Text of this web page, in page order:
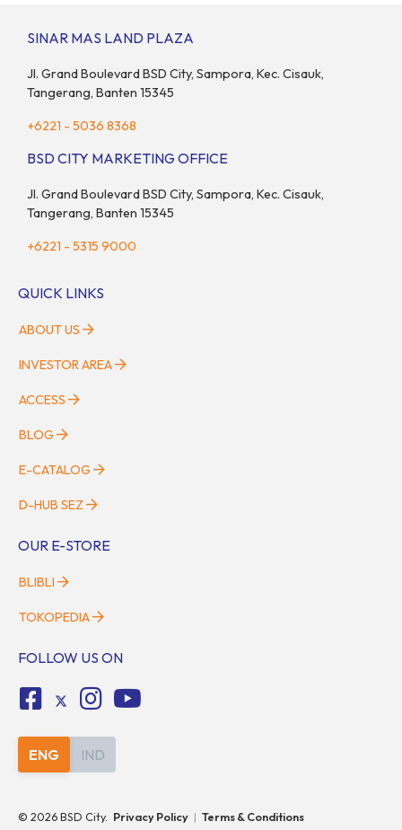
sebesar 14% dibandingkan dengan tahun sebelumnya. Kondisi
SINAR MAS LAND PLAZA
Jl. Grand Boulevard BSD City, Sampora, Kec. Cisauk,
Tangerang, Banten 15345
+6221 - 5036 8368
BSD CITY MARKETING OFFICE
Jl. Grand Boulevard BSD City, Sampora, Kec. Cisauk,
Tangerang, Banten 15345
+6221 - 5315 9000
QUICK LINKS
ABOUT US
INVESTOR AREA
ACCESS
BLOG
E-CATALOG
D-HUB SEZ
OUR E-STORE
BLIBLI
TOKOPEDIA
FOLLOW US ON
ENG IND
© 2026BSD City. Privacy Policy | Terms & Conditions